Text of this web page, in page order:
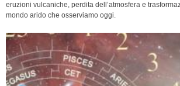
eruzioni vulcaniche, perdita dell’atmosfera e
mondo arido che osserviamo oggi.